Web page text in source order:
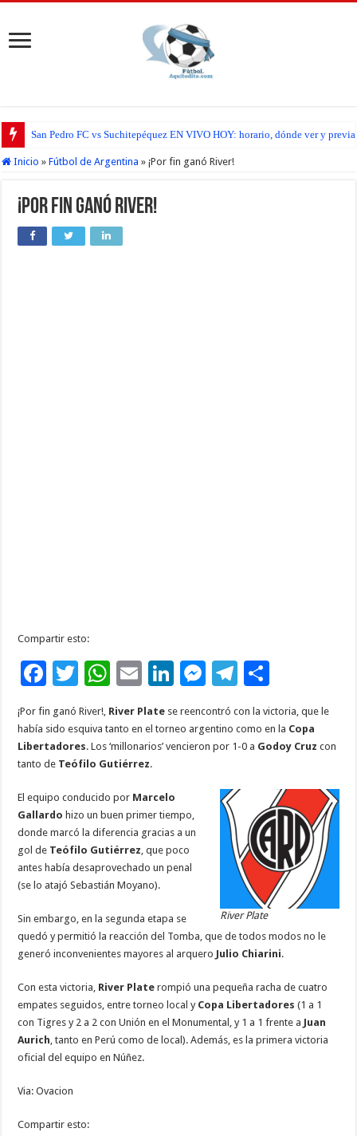
San Pedro FC vs Suchitepéquez EN VIVO HOY: horario, dónde ver y
Inicio » Fútbol de Argentina » ¡Por fin ganó River!
¡Por fin ganó River!
Compartir esto:
F
e
b
o
o
k
T
wi
tt
er
W
h
at
sA
p
p
E
m
ai
l
Li
k
e
n
M
es
se
n
er
T
el
e
gr
m
m
p
ti
r
¡Por fin ganó River!, River Plate se reencontró con la victoria, que le
había sido esquiva tanto en el torneo argentino como en la Copa
Libertadores. Los ‘millonarios’ vencieron por 1-0 a Godoy Cruz con
tanto de Teófilo Gutiérrez.
River Plate
El equipo conducido por Marcelo
Gallardo hizo un buen primer tiempo,
donde marcó la diferencia gracias a un
gol de Teófilo Gutiérrez, que poco
antes había desaprovechado un penal
(se lo atajó Sebastián Moyano).
Sin embargo, en la segunda etapa se
quedó y permitió la reacción del Tomba, que de todos modos no le
generó inconvenientes mayores al arquero Julio Chiarini.
Con esta victoria, River Plate rompió una pequeña racha de cuatro
empates seguidos, entre torneo local y Copa Libertadores (1 a 1
con Tigres y 2 a 2 con Unión en el Monumental, y 1 a 1 frente a Juan
Aurich, tanto en Perú como de local). Además, es la primera victoria
oficial del equipo en Núñez.
Via: Ovacion
Compartir esto: